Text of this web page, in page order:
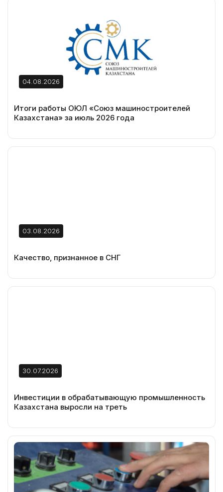
04.08.2026
Итоги работы ОЮЛ «Союз машиностроителей
Казахстана» за июль 2026 года
03.08.2026
Качество, признанное в СНГ
30.07.2026
Инвестиции в обрабатывающую промышленность
Казахстана выросли на треть